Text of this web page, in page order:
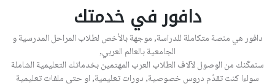
دافور في خدمتك
دافور هي منصة متكاملة للدراسة, موجهة بالأخص لطلاب المراحل المدرسية و
الجامعية بالعالم العربي,
سنمكّنك من الوصول لآلاف الطلاب العرب المهتمين بخدماتك التعليمية الشاملة
سواءا كنت تقدّم دروس خصوصية, دورات تعليمية, او حتى ملفات تعليمية